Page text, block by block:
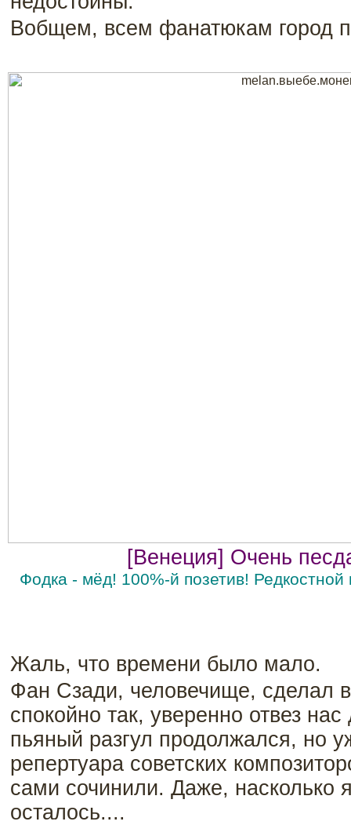
Вобщем, всем фанатюкам город
[Венеция] Очень
Фодка - мёд! 100%-й позетив!
Жаль, что времени было мало.
Фан Сзади, человечище, сделал
спокойно так, уверенно отвез
пьяный разгул продолжался, но
репертуара советских
сами сочинили. Даже, насколько
осталось....